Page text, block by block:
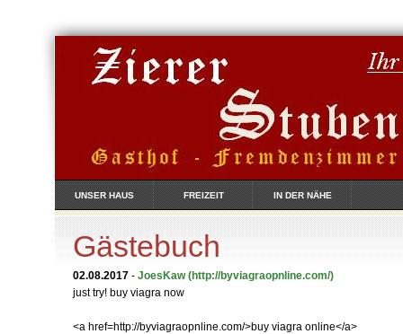
UNSER HAUS FREIZEIT IN DER NÄHE
Gästebuch
02.08.2017 - JoesKaw (http://byviagraopnline.com/)
just try! buy viagra now
<a href=http://byviagraopnline.com/>buy viagra online</a>